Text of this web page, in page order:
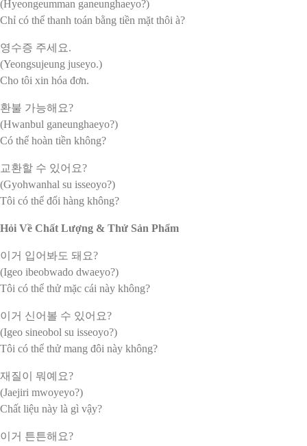
(Hyeongeumman ganeunghaeyo?)
Chỉ có thể thanh toán bằng tiền mặt thôi à?
영수증 주세요.
(Yeongsujeung juseyo.)
Cho tôi xin hóa đơn.
환불 가능해요?
(Hwanbul ganeunghaeyo?)
Có thể hoàn tiền không?
교환할 수 있어요?
(Gyohwanhal su isseoyo?)
Tôi có thể đổi hàng không?
Hỏi Về Chất Lượng & Thử Sản Phẩm
이거 입어봐도 돼요?
(Igeo ibeobwado dwaeyo?)
Tôi có thể thử mặc cái này không?
이거 신어볼 수 있어요?
(Igeo sineobol su isseoyo?)
Tôi có thể thử mang đôi này không?
재질이 뭐예요?
(Jaejiri mwoyeyo?)
Chất liệu này là gì vậy?
이거 튼튼해요?